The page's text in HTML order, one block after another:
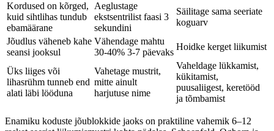
Kordused on kõrged,
kuid sihtlihas tundub
ebamäärane
Aeglustage
ekstsentrilist faasi 3
sekundini
Säilitage sama seeriate
koguarv
Jõudlus väheneb kahe
seansi jooksul
Vähendage mahtu
30-40% 3-7 päevaks
Hoidke kerget liikumist
Üks liiges või
lihasrühm tunneb end
alati läbi lööduna
Vahetage mustrit,
mitte ainult
harjutuse nime
Vaheldage lükkamist,
kükitamist,
puusaliigest, keretööd
ja tõmbamist
Enamiku koduste jõublokkide jaoks on praktiline vahemik 6–12